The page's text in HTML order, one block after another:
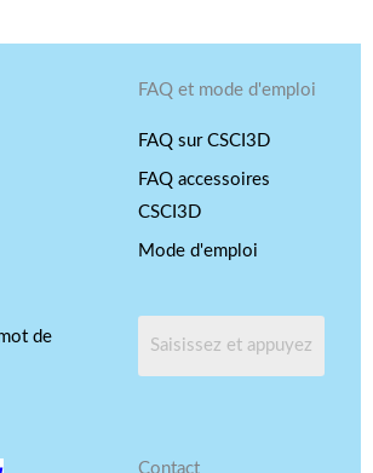
de
FAQ et mode d'emploi
FAQ sur CSCI3D
FAQ accessoires
CSCI3D
Mode d'emploi
Contact